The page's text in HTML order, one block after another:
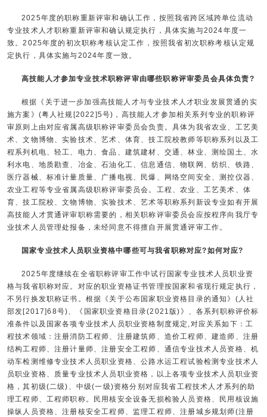
2025年度的职称重新评审和确认工作，按照我省跨区域跨单位流动
专业技术人才职称重新评审和确认规定执行，具体实施与2024年度一
致。2025年度的初次职称考核认定工作，按照我省初次职称考核认定规
定执行，具体实施与2024年度一致。
高技能人才参加专业技术职称评审由哪些职称评审委员会具体负责?
根据《关于进一步加强高技能人才与专业技术人才职业发展贯通的实
施方案》(粤人社规[2022]5号)，高技能人才参加相关系列专业的职称评
审原则上由对应省属高级职称评审委员会负责。具体为我省农业、工艺美
术、文物博物、实验技术、艺术、体育、技工院校教师等职称系列以及工
程系列机电、轻工、电力、食品、建筑建材、交通、林业、测绘国土、水
利水电、地质勘查、冶金、石油化工、信息通信、物联网、纺织、铁路、
医疗器械、标准计量质量、广播电视、民爆、网络空间安全、测控仪器、
农业工程等专业省属高级职称评审委员会。工程、农业、工艺美术、体
育、技工院校、文物博物、实验技术、艺术等职称系列新设专业如有开展
高技能人才贯通评审职称需要的，相关职称评审委员会应按程序向我厅专
业技术人员管理处报备，未经同意不得擅自开展贯通评审工作。
国家专业技术人员职业资格中哪些可与我省职称对应?如何对应?
2025年度继续在全省职称评审工作中试行国家专业技术人员职业资
格与我省职称对应。对应的职业资格证书管理按国家和省现行规定执行，
不另行换发职称证书。根据《关于公布国家职业资格目录的通知》(人社
部发[2017]68号)、《国家职业资格目录(2021版)》、各系列职称评价标
准条件以及国家各项专业技术人员职业资格制度规定,对应关系如下：工
程技术领域：注册消防工程师、注册建筑师、造价工程师、建造师、注册
结构工程师、注册计量师、注册安全工程师、通信专业技术人员资格、机
动车检测维修专业技术人员职业资格、公路水运工程试验检测专业技术人
员职业资格、质量专业技术人员职业资格，以上各项专业技术人员职业资
格，其初级(二级)、中级(一级)资格分别对应我省工程技术人才系列的助
理工程师、工程师职称。民用核安全设备无损检验人员资格、民用核设施
操纵人员资格、注册核安全工程师、监理工程师、注册城乡规划师(注册